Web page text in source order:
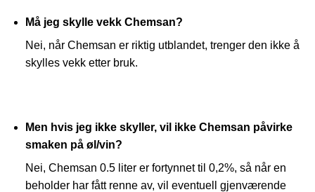
Må jeg skylle vekk Chemsan?
Nei, når Chemsan er riktig utblandet, trenger den ikke å
skylles vekk etter bruk.
Men hvis jeg ikke skyller, vil ikke Chemsan påvirke
smaken på øl/vin?
Nei, Chemsan 0.5 liter er fortynnet til 0,2%, så når en
beholder har fått renne av, vil eventuell gjenværende